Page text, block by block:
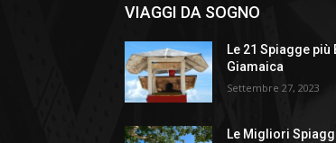
VIAGGI DA SOGNO
Le 21 Spiagge più
Giamaica
Settembre 27, 2023
Le Migliori